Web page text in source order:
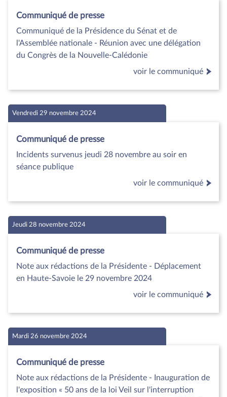
Communiqué de presse
Communiqué de la Présidence du Sénat et de
l'Assemblée nationale - Réunion avec une délégation
du Congrès de la Nouvelle-Calédonie
voir le communiqué
Vendredi 29 novembre 2024
Communiqué de presse
Incidents survenus jeudi 28 novembre au soir en
séance publique
voir le communiqué
Jeudi 28 novembre 2024
Communiqué de presse
Note aux rédactions de la Présidente - Déplacement
en Haute-Savoie le 29 novembre 2024
voir le communiqué
Mardi 26 novembre 2024
Communiqué de presse
Note aux rédactions de la Présidente - Inauguration de
l'exposition « 50 ans de la loi Veil sur l'interruption